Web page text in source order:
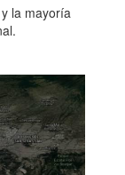
la mayoría